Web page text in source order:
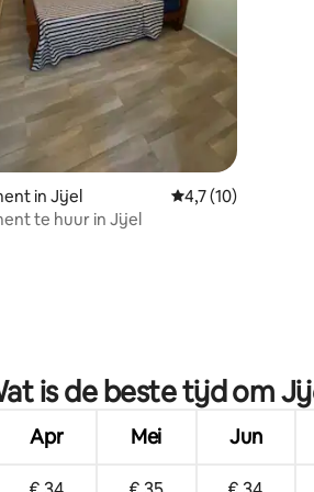
van 5 op 5, 4 recensies
in Jijel Gemiddelde
4,7 (10)
te huur in Jijel
is de beste tijd om
Apr Mei Jun